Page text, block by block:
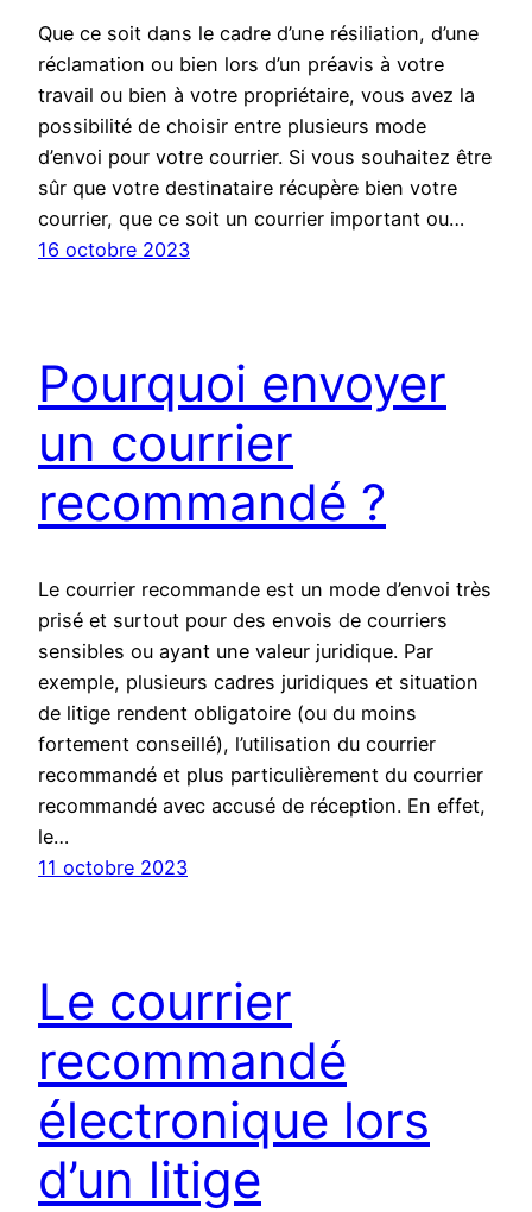
Que ce soit dans le cadre d’une résiliation, d’une
réclamation ou bien lors d’un préavis à votre
travail ou bien à votre propriétaire, vous avez la
possibilité de choisir entre plusieurs mode
d’envoi pour votre courrier. Si vous souhaitez être
sûr que votre destinataire récupère bien votre
courrier, que ce soit un courrier important ou…
16 octobre 2023
Pourquoi envoyer
un courrier
recommandé ?
Le courrier recommande est un mode d’envoi très
prisé et surtout pour des envois de courriers
sensibles ou ayant une valeur juridique. Par
exemple, plusieurs cadres juridiques et situation
de litige rendent obligatoire (ou du moins
fortement conseillé), l’utilisation du courrier
recommandé et plus particulièrement du courrier
recommandé avec accusé de réception. En effet,
le…
11 octobre 2023
Le courrier
recommandé
électronique lors
d’un litige